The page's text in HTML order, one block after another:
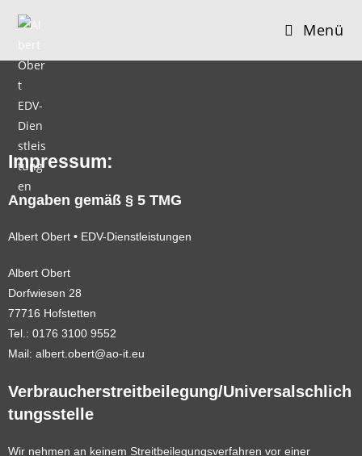
Menü
Impressum:
Angaben gemäß § 5 TMG
Albert Obert • EDV-Dienstleistungen
Albert Obert
Dorfwiesen 28
77716 Hofstetten
Tel.: 0176 3100 9552
Mail: albert.obert@ao-it. eu
Verbraucherstreitbeilegung/Universalschlich
tungsstelle
Wir nehmen an keinem Streitbeilegungsverfahren vor einer